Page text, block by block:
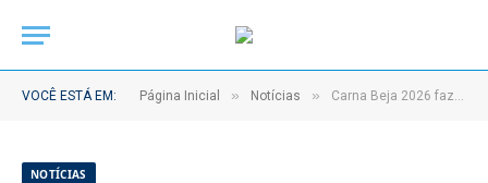
VOCÊ ESTÁ EM: Página Inicial » Notícias » Carna Beja 2026 faz Beja vibrar
NOTÍCIAS